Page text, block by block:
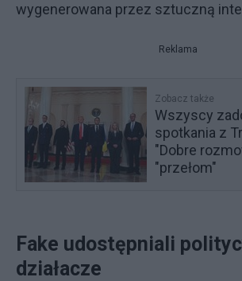
wygenerowana przez sztuczną
Reklama
Zobacz także
Wszyscy
spotkania z
"Dobre
"przełom"
Fake udostępniali
działacze